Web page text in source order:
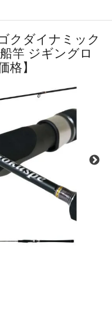
クダイナミック
竿 ジギングロ
格】